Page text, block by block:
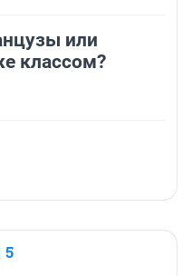
или
классом?